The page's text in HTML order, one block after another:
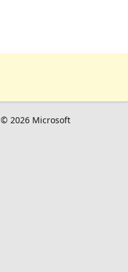
© 2026 Microsoft